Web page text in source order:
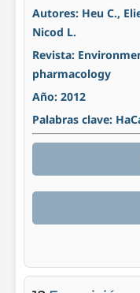
Autores: Heu C.,
Nicod L.
Revista:
pharmacology
Año: 2012
Palabras clave: